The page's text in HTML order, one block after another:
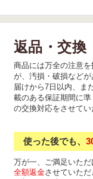
返品・交換
商品には万全の注意
が、汚損・破損など
届けから7日以内、ま
載のある保証期間に
の交換対応をさせてい
使った後でも、
万が一、ご満足いただ
全額返金させていただ